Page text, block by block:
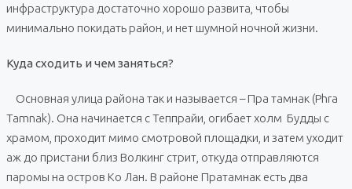
инфраструктура достаточно хорошо развита, чтобы
минимально покидать район, и нет шумной ночной жизни.
Куда сходить и чем заняться?
Основная улица района так и называется – Пра тамнак (Phra
Tamnak). Она начинается с Теппрайи, огибает холм Будды с
храмом, проходит мимо смотровой площадки, и затем уходит
аж до пристани близ Волкинг стрит, откуда отправляются
паромы на остров Ко Лан. В районе Пратамнак есть два